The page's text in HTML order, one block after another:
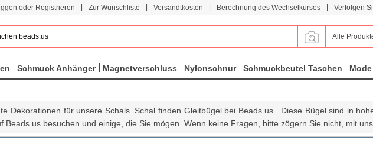
oder Registrieren Zur Wunschliste Versandtkosten Berechnung des Wechselkurses Verfolgen
Alle
Schmuck Anhänger Magnetverschluss Nylonschnur Schmuckbeutel Taschen
Dekorationen für unsere Schals. Schal finden Gleitbügel bei Beads.us . Diese Bügel sind in
besuchen und einige, die Sie mögen. Wenn keine Fragen, bitte zögern Sie nicht, mit